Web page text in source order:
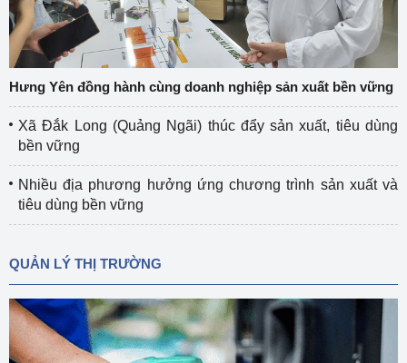
Hưng Yên đồng hành cùng doanh nghiệp sản xuất bền vững
Xã Đắk Long (Quảng Ngãi) thúc đẩy sản xuất, tiêu dùng
bền vững
Nhiều địa phương hưởng ứng chương trình sản xuất và
tiêu dùng bền vững
QUẢN LÝ THỊ TRƯỜNG